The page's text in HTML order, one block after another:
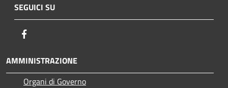
SEGUICI SU
AMMINISTRAZIONE
Organi di Governo